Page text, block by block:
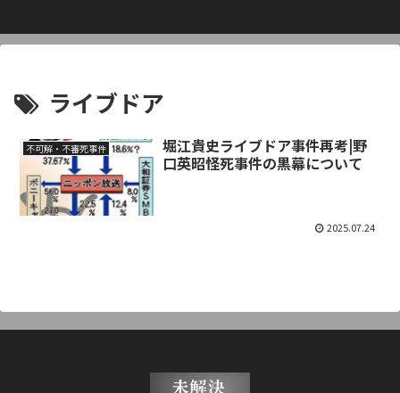
ライブドア
不可解・不審死事件
堀江貴史ライブドア事件再考|野
口英昭怪死事件の黒幕について
2025.07.24